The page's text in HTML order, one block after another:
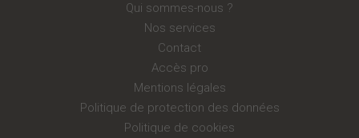
Qui sommes-nous ?
Nos services
Contact
Accès pro
Mentions légales
Politique de protection des données
Politique de cookies